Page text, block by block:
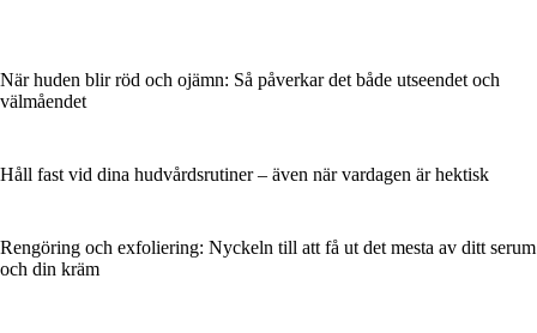
När huden blir röd och ojämn: Så påverkar det både utseendet och
välmåendet
Håll fast vid dina hudvårdsrutiner – även när vardagen är hektisk
Rengöring och exfoliering: Nyckeln till att få ut det mesta av ditt serum
och din kräm